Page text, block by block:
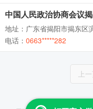
中国人民政治协商会议
地址：广东省揭阳市揭东区
电话： 0663*****282
上
Copyright ©